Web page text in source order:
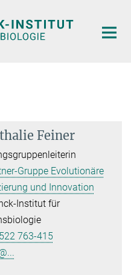
Feiner
Gruppe Evolutionäre
und Innovation
Institut für
763-415